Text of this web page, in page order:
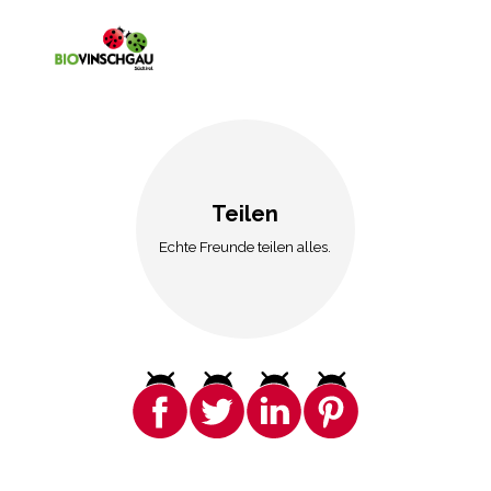
Teilen
Echte Freunde teilen alles.